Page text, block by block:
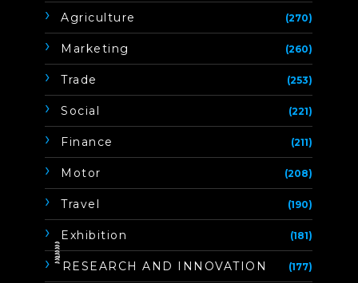
Agriculture (270)
Marketing (260)
Trade (253)
Social (221)
Finance (211)
Motor (208)
Travel (190)
Exhibition (181)
ิิีิิิิิRESEARCH AND INNOVATION (177)